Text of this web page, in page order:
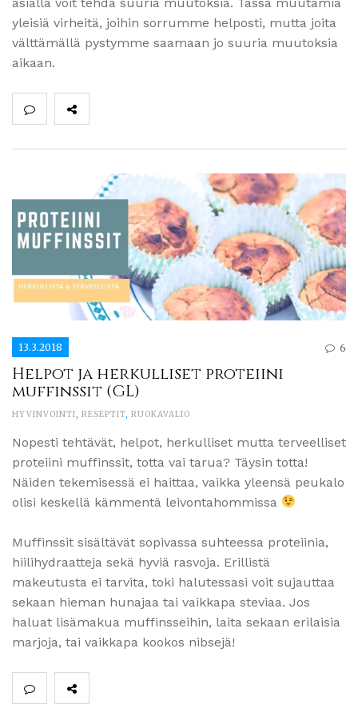
yleisiä virheitä, joihin sorrumme helposti, mutta joita
välttämällä pystymme saamaan jo suuria muutoksia
aikaan.
13.3.2018 6
Helpot ja herkulliset proteiini
muffinssit (GL)
HYVINVOINTI RESEPTIT RUOKAVALIO
Nopesti tehtävät, helpot, herkulliset mutta terveelliset
proteiini muffinssit, totta vai tarua? Täysin totta!
Näiden tekemisessä ei haittaa, vaikka yleensä peukalo
olisi keskellä kämmentä leivontahommissa
Muffinssit sisältävät sopivassa suhteessa proteiinia,
hiilihydraatteja sekä hyviä rasvoja. Erillistä
makeutusta ei tarvita, toki halutessasi voit sujauttaa
sekaan hieman hunajaa tai vaikkapa steviaa. Jos
haluat lisämakua muffinsseihin, laita sekaan erilaisia
marjoja, tai vaikkapa kookos nibsejä!